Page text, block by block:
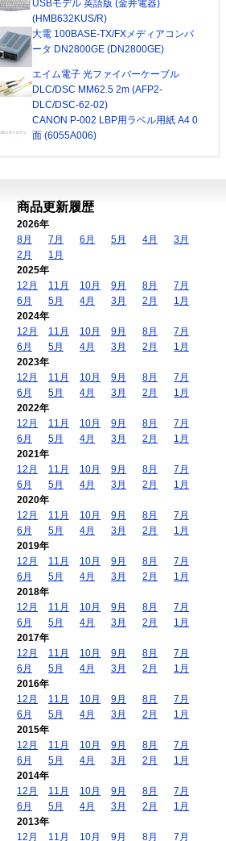
USBモデル 英語版 (金井電器)
(HMB632KUS/R)
大電 100BASE-TX/FXメディアコンバ
ータ DN2800GE (DN2800GE)
エイム電子 光ファイバーケーブル
DLC/DSC MM62.5 2m (AFP2-
DLC/DSC-62-02)
CANON P-002 LBP用ラベル用紙 A4 0
面 (6055A006)
商品更新履歴
2026年
8月
7月 6月 5月 4月
3月
2月
1月
2025年
12月
11月 10月 9月 8月
7月
6月
5月 4月 3月 2月
1月
2024年
12月
11月 10月 9月 8月
7月
6月
5月 4月 3月 2月
1月
2023年
12月
11月 10月 9月 8月
7月
6月
5月 4月 3月 2月
1月
2022年
12月
11月 10月 9月 8月
7月
6月
5月 4月 3月 2月
1月
2021年
12月
11月 10月 9月 8月
7月
6月
5月 4月 3月 2月
1月
2020年
12月
11月 10月 9月 8月
7月
6月
5月 4月 3月 2月
1月
2019年
12月
11月 10月 9月 8月
7月
6月
5月 4月 3月 2月
1月
2018年
12月
11月 10月 9月 8月
7月
6月
5月 4月 3月 2月
1月
2017年
12月
11月 10月 9月 8月
7月
6月
5月 4月 3月 2月
1月
2016年
12月
11月 10月 9月 8月
7月
6月
5月 4月 3月 2月
1月
2015年
12月
11月 10月 9月 8月
7月
6月
5月 4月 3月 2月
1月
2014年
12月
11月 10月 9月 8月
7月
6月
5月 4月 3月 2月
1月
2013年
12月
11月 10月 9月 8月 7月